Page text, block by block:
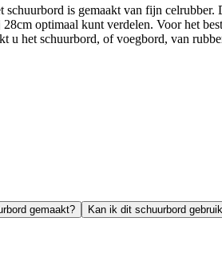
is gemaakt van fijn celrubber.
optimaal kunt verdelen. Voor het
het schuurbord, of voegbord, van
gemaakt?
Kan ik dit schuurbord